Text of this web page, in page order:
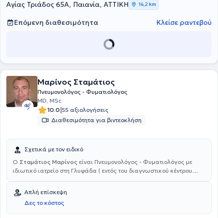
Σταυρός", ενώ έχει εργαστεί και στο Ιατρείο Διακοπής
Καπνίσματος του Ευγενίδειου Θεραπευτήριου. Ακόμα, έχει
δημοσιεύσει πολλές έρευνες σε συνέδρια και περιοδικά της
πλήθος υπηρεσιών, όπως λειτουργικός έλεγχος αναπνοής
Αγίας Τριάδος 65Α, Παιανία, ΑΤΤΙΚΗ 14,2 km
Επόμενη διαθεσιμότητα Κλείσε ραντεβού
Μαρίνος Σταμάτιος
Πνευμονολόγος - Φυματιολόγος
MD, MSc
10.0|55 αξιολογήσεις
Διαθεσιμότητα για βιντεοκλήση
Σχετικά με τον ειδικό
Ο Σταμάτιος Μαρίνος είναι Πνευμονολόγος - Φυματιολόγος με
ιδιωτικό ιατρείο στη Γλυφάδα ( εντός του διαγνωστικού κέντρου
ολοκληρώσει ολοκληρώσει μεταπτυχιακές σπουδές στο Εθνικό και
Καποδιστριακό Πανεπιστήμιο Αθηνών, με γνωστικό αντικείμενο την
Ογκολογία του θώρακα. Μετά την αποφοίτησή του και την
εκπλήρωση της υποχρεωτικής υπηρεσίας υπαίθρου, ειδικεύτηκε
Απλή επίσκεψη
Δες το κόστος